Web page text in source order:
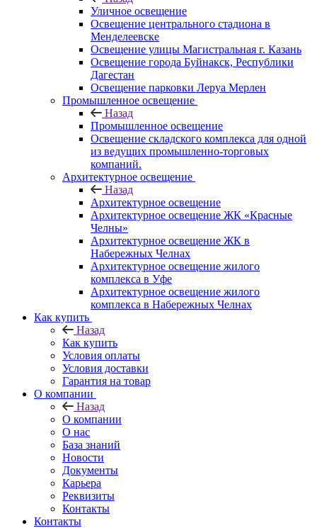
Уличное освещение
Освещение центрального стадиона в
Менделеевске
Освещение улицы Магистральная г. Казань
Освещение города Буйнакск, Республики
Дагестан
Освещение парковки Леруа Мерлен
Промышленное освещение
Назад
Промышленное освещение
Освещение складского комплекса для одной
из ведущих промышленно-торговых
компаний.
Архитектурное освещение
Назад
Архитектурное освещение
Архитектурное освещение ЖК «Красные
Челны»
Архитектурное освещение ЖК в
Набережных Челнах
Архитектурное освещение жилого
комплекса в Уфе
Архитектурное освещение жилого
комплекса в Набережных Челнах
Как купить
Назад
Как купить
Условия оплаты
Условия доставки
Гарантия на товар
О компании
Назад
О компании
О нас
База знаний
Новости
Документы
Карьера
Реквизиты
Контакты
Контакты